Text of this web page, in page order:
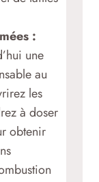
:
une
au
les
à doser
obtenir